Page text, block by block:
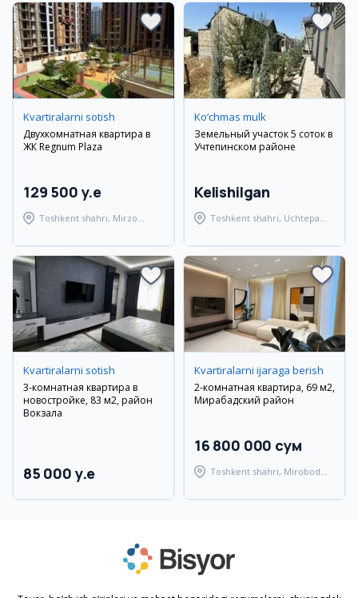
Kvartiralarni sotish
Двухкомнатная квартира в
ЖК Regnum Plaza
129 500 y.e
Toshkent shahri, Mirzo
Ko‘chmas mulk
Земельный участок 5 соток в
Учтепинском районе
Kelishilgan
Toshkent shahri, Uchtepa
Kvartiralarni sotish
3-комнатная квартира в
новостройке, 83 м2, район
Вокзала
85 000 y.e
Kvartiralarni ijaraga berish
2-комнатная квартира, 69 м2,
Мирабадский район
16 800 000 сум
Toshkent shahri, Mirobod